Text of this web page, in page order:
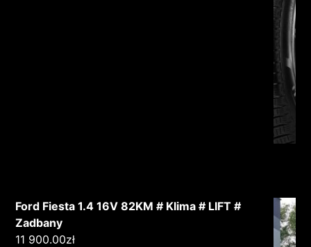
Ford Fiesta 1.4 16V 82KM # Klima # LIFT #
Zadbany
11 900.00zł